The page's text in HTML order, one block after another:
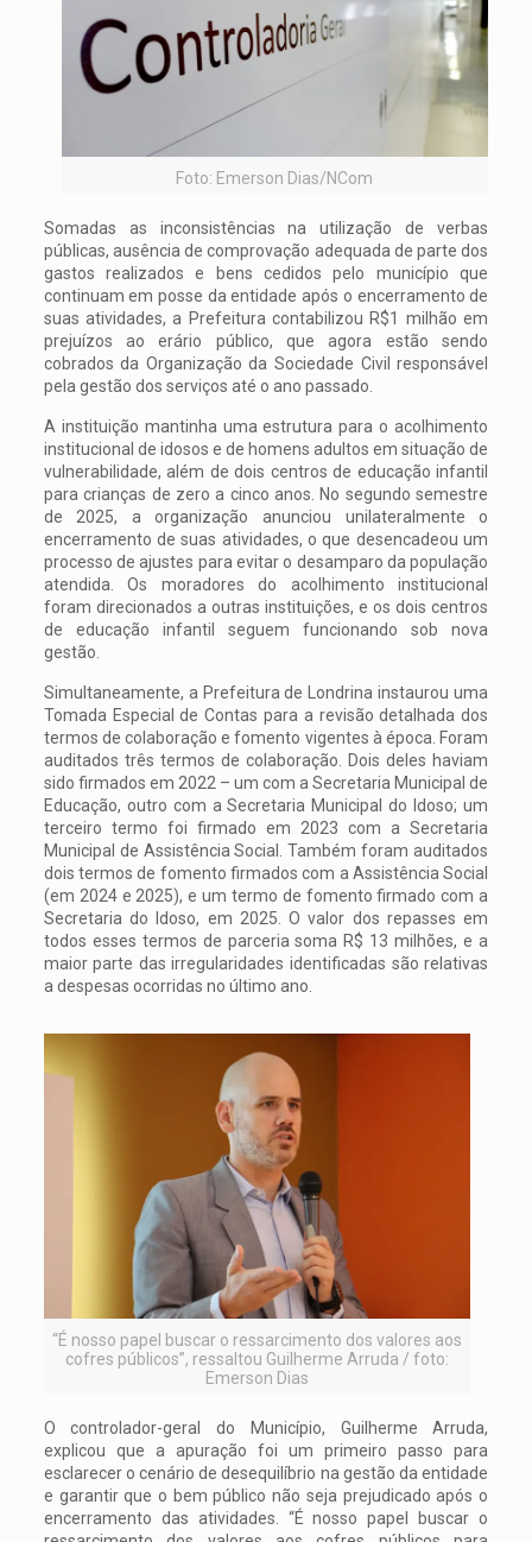
Foto: Emerson Dias/NCom
Somadas as inconsistências na utilização de verbas
públicas, ausência de comprovação adequada de parte dos
gastos realizados e bens cedidos pelo município que
continuam em posse da entidade após o encerramento de
suas atividades, a Prefeitura contabilizou R$1 milhão em
prejuízos ao erário público, que agora estão sendo
cobrados da Organização da Sociedade Civil responsável
pela gestão dos serviços até o ano passado.
A instituição mantinha uma estrutura para o acolhimento
institucional de idosos e de homens adultos em situação de
vulnerabilidade, além de dois centros de educação infantil
para crianças de zero a cinco anos. No segundo semestre
de 2025, a organização anunciou unilateralmente o
encerramento de suas atividades, o que desencadeou um
processo de ajustes para evitar o desamparo da população
atendida. Os moradores do acolhimento institucional
foram direcionados a outras instituições, e os dois centros
de educação infantil seguem funcionando sob nova
gestão.
Simultaneamente, a Prefeitura de Londrina instaurou uma
Tomada Especial de Contas para a revisão detalhada dos
termos de colaboração e fomento vigentes à época. Foram
auditados três termos de colaboração. Dois deles haviam
sido firmados em 2022 – um com a Secretaria Municipal de
Educação, outro com a Secretaria Municipal do Idoso; um
terceiro termo foi firmado em 2023 com a Secretaria
Municipal de Assistência Social. Também foram auditados
dois termos de fomento firmados com a Assistência Social
(em 2024 e 2025), e um termo de fomento firmado com a
Secretaria do Idoso, em 2025. O valor dos repasses em
todos esses termos de parceria soma R$ 13 milhões, e a
maior parte das irregularidades identificadas são relativas
a despesas ocorridas no último ano.
“É nosso papel buscar o ressarcimento dos valores aos
cofres públicos”, ressaltou Guilherme Arruda / foto:
Emerson Dias
O controlador-geral do Município, Guilherme Arruda,
explicou que a apuração foi um primeiro passo para
esclarecer o cenário de desequilíbrio na gestão da entidade
e garantir que o bem público não seja prejudicado após o
encerramento das atividades. “É nosso papel buscar o